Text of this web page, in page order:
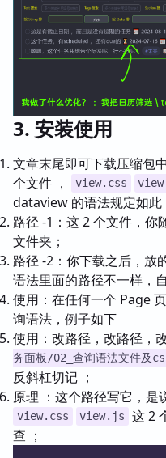
3. 安装使用
文章末尾即可下载压缩包中
个文件 ，
view.css
dataview 的语法规定如此
路径 -1：这 2 个文件，你
文件夹；
路径 -2：你下载之后，放
语法里面的路径不一样，
使用：在任何一个 Page
询语法，例子如下
使用：改路径，改路径，
务面板/02_查询语法文件及
反斜杠切记 ；
原理 ：这个路径写它，是
view.css view.js
这 2
查 ；